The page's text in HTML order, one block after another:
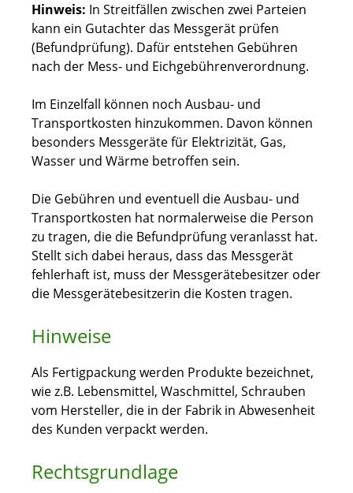
Hinweis: In Streitfällen zwischen zwei Parteien
kann ein Gutachter das Messgerät prüfen
(Befundprüfung). Dafür entstehen Gebühren
nach der Mess- und Eichgebührenverordnung.
Im Einzelfall können noch Ausbau- und
Transportkosten hinzukommen. Davon können
besonders Messgeräte für Elektrizität, Gas,
Wasser und Wärme betroffen sein.
Die Gebühren und eventuell die Ausbau- und
Transportkosten hat normalerweise die Person
zu tragen, die die Befundprüfung veranlasst hat.
Stellt sich dabei heraus, dass das Messgerät
fehlerhaft ist, muss der Messgerätebesitzer oder
die Messgerätebesitzerin die Kosten tragen.
Hinweise
Als Fertigpackung werden Produkte bezeichnet,
wie z.B. Lebensmittel, Waschmittel, Schrauben
vom Hersteller, die in der Fabrik in Abwesenheit
des Kunden verpackt werden.
Rechtsgrundlage